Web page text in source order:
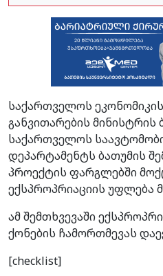
საქართველოს
განვითარების მინისტრის
საქართველოს
დეპარტამენტს ბათუმის
პროექტის ფარგლებში
ექსპროპრიაციის უფლება
ამ შემთხვევაში
ქონების ჩამორთმევას
[checklist]